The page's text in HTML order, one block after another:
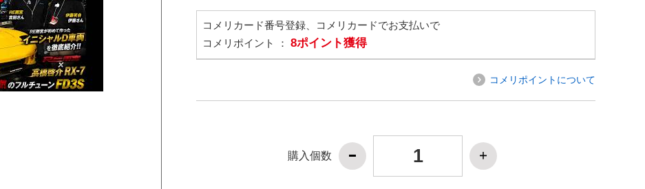
コメリカード番号登録、コメリカードでお支払いで
コメリポイント ： 8ポイント獲得
コメリポイントについて
購入個数